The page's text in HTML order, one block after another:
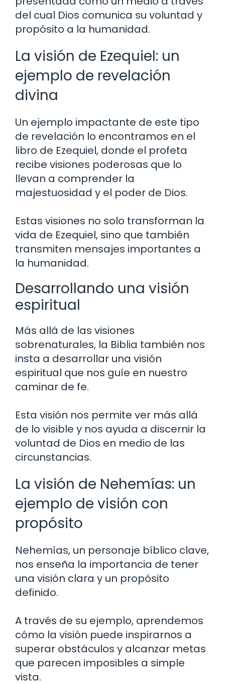
del cual Dios comunica su voluntad y
propósito a la humanidad.
La visión de Ezequiel: un
ejemplo de revelación
divina
Un ejemplo impactante de este tipo
de revelación lo encontramos en el
libro de Ezequiel, donde el profeta
recibe visiones poderosas que lo
llevan a comprender la
majestuosidad y el poder de Dios.
Estas visiones no solo transforman la
vida de Ezequiel, sino que también
transmiten mensajes importantes a
la humanidad.
Desarrollando una visión
espiritual
Más allá de las visiones
sobrenaturales, la Biblia también nos
insta a desarrollar una visión
espiritual que nos guíe en nuestro
caminar de fe.
Esta visión nos permite ver más allá
de lo visible y nos ayuda a discernir la
voluntad de Dios en medio de las
circunstancias.
La visión de Nehemías: un
ejemplo de visión con
propósito
Nehemías, un personaje bíblico clave,
nos enseña la importancia de tener
una visión clara y un propósito
definido.
A través de su ejemplo, aprendemos
cómo la visión puede inspirarnos a
superar obstáculos y alcanzar metas
que parecen imposibles a simple
vista.